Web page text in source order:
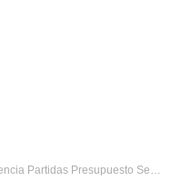
Sector Público DS 392-2021-EF Superintendencia Nacional de